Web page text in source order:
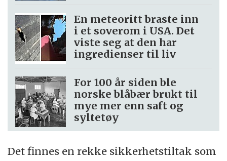
En meteoritt braste inn
i et soverom i USA. Det
viste seg at den har
ingredienser til liv
For 100 år siden ble
norske blåbær brukt til
mye mer enn saft og
syltetøy
Det finnes en rekke sikkerhetstiltak som